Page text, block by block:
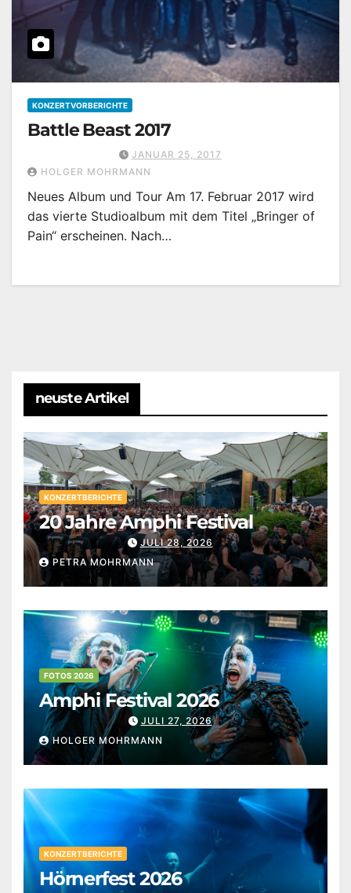
KONZERTVORBERICHTE
Battle Beast 2017
JANUAR 25, 2017
HOLGER MOHRMANN
Neues Album und Tour Am 17. Februar 2017 wird
das vierte Studioalbum mit dem Titel „Bringer of
Pain“ erscheinen. Nach…
neuste Artikel
KONZERTBERICHTE
20 Jahre Amphi Festival
JULI 28, 2026
PETRA MOHRMANN
FOTOS 2026
Amphi Festival 2026
JULI 27, 2026
HOLGER MOHRMANN
KONZERTBERICHTE
Hörnerfest 2026